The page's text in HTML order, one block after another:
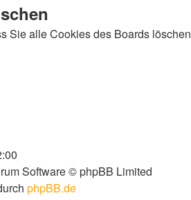
Sie alle Cookies des Boards löschen
Software © phpBB Limited
phpBB.de